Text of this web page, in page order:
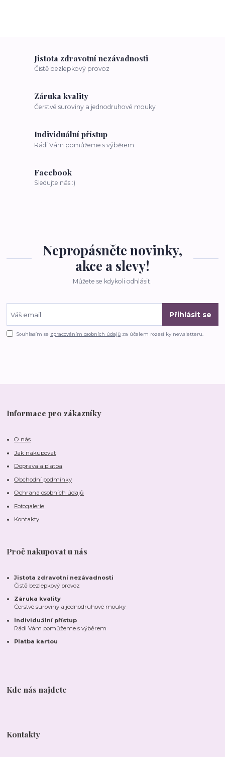
Jistota zdravotní nezávadnosti
Čistě bezlepkový provoz
Záruka kvality
Čerstvé suroviny a jednodruhové mouky
Individuální přístup
Rádi Vám pomůžeme s výběrem
Facebook
Sledujte nás :)
Nepropásněte novinky,
akce a slevy!
Můžete se kdykoli odhlásit.
Přihlásit se
Souhlasím se zpracováním osobních údajů za účelem rozesílky newsletteru.
Informace pro zákazníky
O nás
Jak nakupovat
Doprava a platba
Obchodní podmínky
Ochrana osobních údajů
Fotogalerie
Kontakty
Proč nakupovat u nás
Jistota zdravotní nezávadnosti
Čistě bezlepkový provoz
Záruka kvality
Čerstvé suroviny a jednodruhové mouky
Individuální přístup
Rádi Vám pomůžeme s výběrem
Platba kartou
Kde nás najdete
Kontakty